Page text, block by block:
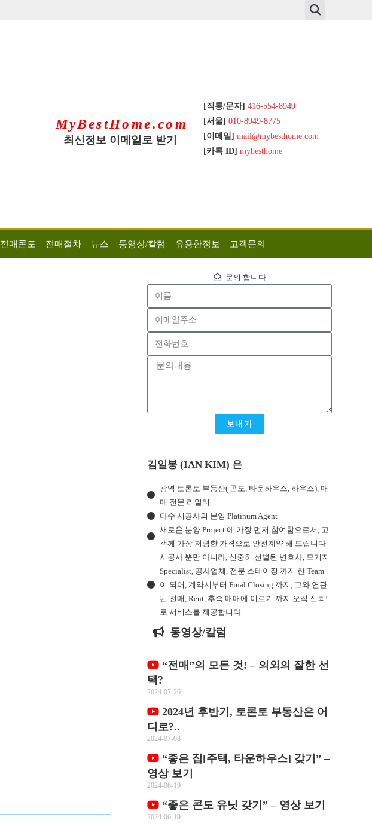
MyBestHome.com
최신정보 이메일로 받기
[직통/문자] 416-554-8949
[서울] 010-8949-8775
[이메일] mail@mybesthome.com
[카톡 ID] mybesthome
전매콘도 전매절차 뉴스 동영상/칼럼 유용한정보 고객문의
문의 합니다
보내기
김일봉 (IAN KIM) 은
광역 토론토 부동산( 콘도, 타운하우스, 하우스), 매
매 전문 리얼터
다수 시공사의 분양 Platinum Agent
새로운 분양 Project 에 가장 먼저 참여함으로서, 고
객께 가장 저렴한 가격으로 안전계약 해 드립니다
시공사 뿐만 아니라, 신중히 선별된 변호사, 모기지
Specialist, 공사업체, 전문 스테이징 까지 한 Team
이 되어, 계약시부터 Final Closing 까지, 그와 연관
된 전매, Rent, 후속 매매에 이르기 까지 오직 신뢰!
로 서비스를 제공합니다
동영상/칼럼
“전매”의 모든 것! – 의외의 잘한 선
택?
2024-07-26
2024년 후반기, 토론토 부동산은 어
디로?..
2024-07-08
“좋은 집[주택, 타운하우스] 갖기” –
영상 보기
2024-06-19
“좋은 콘도 유닛 갖기” – 영상 보기
2024-06-19